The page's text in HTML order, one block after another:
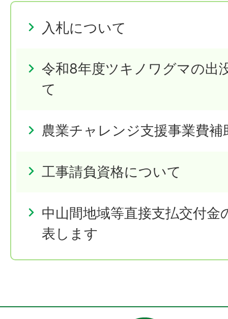
入札について
令和8年度ツキノワグマの出
て
農業チャレンジ支援事業費補
工事請負資格について
中山間地域等直接支払交付
表します